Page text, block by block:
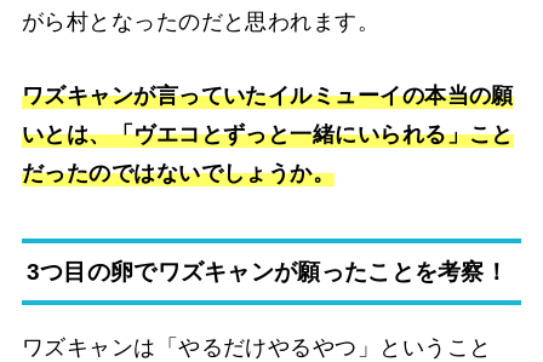
がら村となったのだと思われます。
ワズキャンが言っていたイルミューイの本当の願
いとは、「ヴエコとずっと一緒にいられる」こと
だったのではないでしょうか。
3つ目の卵でワズキャンが願ったことを考察！
ワズキャンは「やるだけやるやつ」ということ